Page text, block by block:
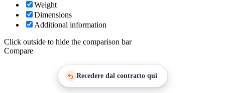
Weight
Dimensions
Additional information
Click outside to hide the comparison bar
Compare
Recedere dal contratto qui